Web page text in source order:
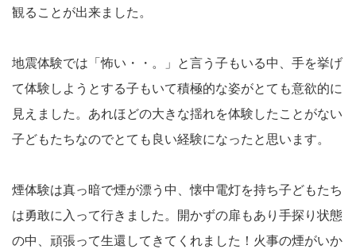
観ることが出来ました。
地震体験では「怖い・・。」と言う子もいる中、手を挙げ
て体験しようとする子もいて積極的な姿がとても意欲的に
見えました。あれほどの大きな揺れを体験したことがない
子どもたちなのでとても良い経験になったと思います。
煙体験は真っ暗で煙が漂う中、懐中電灯を持ち子どもたち
は勇敢に入って行きました。開かずの扉もあり手探り状態
の中、頑張って生還してきてくれました！火事の煙がいか